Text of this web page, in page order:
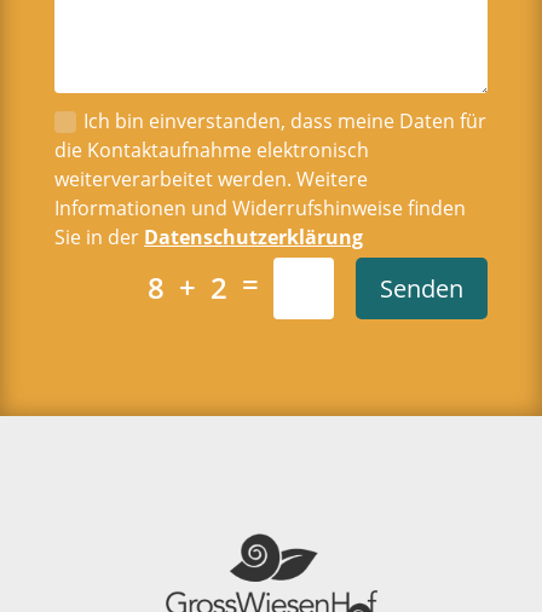
Ich bin einverstanden, dass meine Daten für
die Kontaktaufnahme elektronisch
weiterverarbeitet werden. Weitere
Informationen und Widerrufshinweise finden
Sie in der Datenschutzerklärung
8 + 2 = Senden